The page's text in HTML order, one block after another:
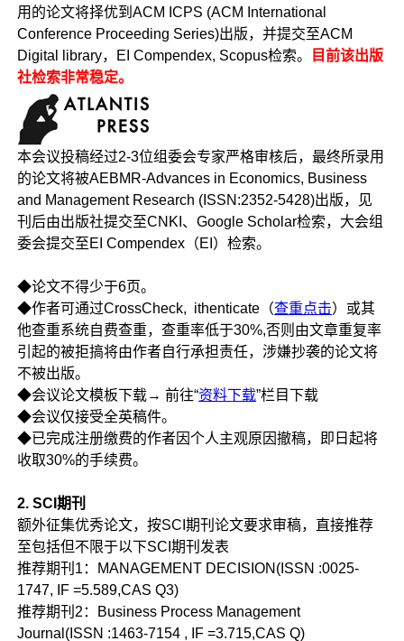
用的论文将择优到ACM ICPS (ACM International
Conference Proceeding Series)出版，并提交至ACM
Digital library，EI Compendex, Scopus检索。
目前该出版
社检索非常稳定。
本会议投稿经过2-3位组委会专家严格审核后，最终所录用
的论文将被AEBMR-Advances in Economics, Business
and Management Research (ISSN:2352-5428)出版，见
刊后由出版社提交至CNKI、Google Scholar检索，大会组
委会提交至EI Compendex（EI）检索。
◆论文不得少于6页。
◆作者可通过CrossCheck, ithenticate（查重点击）或其
他查重系统自费查重，查重率低于30%,否则由文章重复率
引起的被拒搞将由作者自行承担责任，涉嫌抄袭的论文将
不被出版。
◆会议论文模板下载→ 前往“资料下载”栏目下载
◆会议仅接受全英稿件。
◆已完成注册缴费的作者因个人主观原因撤稿，即日起将
收取30%的手续费。
2. SCI期刊
额外征集优秀论文，按SCI期刊论文要求审稿，直接推荐
至包括但不限于以下SCI期刊发表
推荐期刊1：MANAGEMENT DECISION(ISSN :0025-
1747, IF =5.589,CAS Q3)
推荐期刊2：Business Process Management
Journal(ISSN :1463-7154 , IF =3.715,CAS Q)